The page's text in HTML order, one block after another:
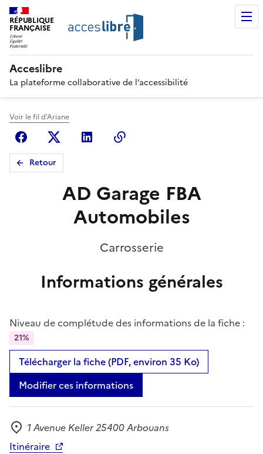
RÉPUBLIQUE
FRANÇAISE
Acceslibre
La plateforme collaborative de l’accessibilité
Voir le fil d'Ariane
FacebookX (anciennement Twitter)
Linkedin
Retour
AD Garage FBA
Automobiles
Carrosserie
Informations générales
Niveau de complétude des informations de la fiche :
21%
Télécharger la fiche (PDF, environ 35 Ko)
Modifier ces informations
Adresse
1 Avenue Keller 25400 Arbouans
Itinéraire